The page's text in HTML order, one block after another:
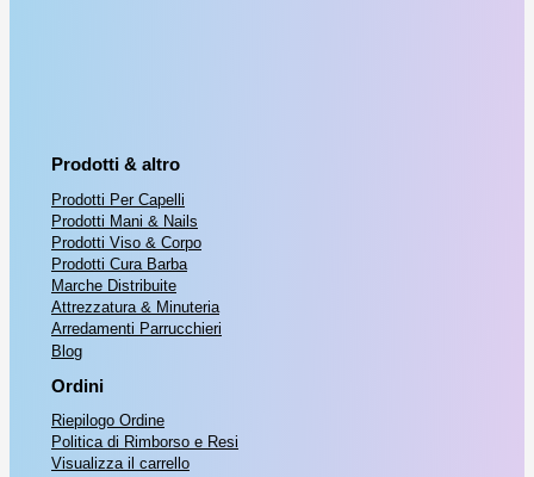
Prodotti & altro
Prodotti Per Capelli
Prodotti Mani & Nails
Prodotti Viso & Corpo
Prodotti Cura Barba
Marche Distribuite
Attrezzatura & Minuteria
Arredamenti Parrucchieri
Blog
Ordini
Riepilogo Ordine
Politica di Rimborso e Resi
Visualizza il carrello